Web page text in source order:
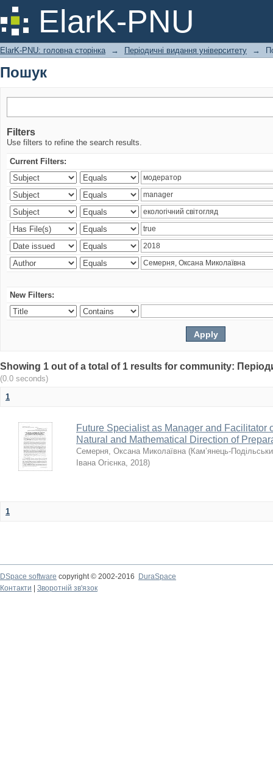
ElarK-PNU
Пошук
ElarK-PNU: головна сторінка → Періодичні видання університету →
Пошук
Filters
Use filters to refine the search results.
Current Filters:
New Filters:
Showing 1 out of a total of 1 results for community:
(0.0 seconds)
1
Future Specialist as Manager and Facilitator
Natural and Mathematical Direction of
Семерня, Оксана Миколаївна (Кам’янець-
Івана Огієнка, 2018)
1
DSpace software copyright © 2002-2016
DuraSpace
Контакти
Зворотній зв'язок